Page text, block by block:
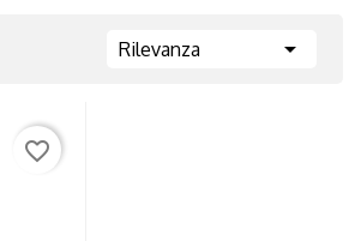
Rilevanza 
favorite_border